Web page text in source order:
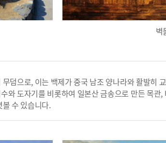
벽
덤으로, 이는 백제가 중국 남조 양나라와 활발히
와 도자기를 비롯하여 일본산 금송으로 만든 목관
수 있습니다.